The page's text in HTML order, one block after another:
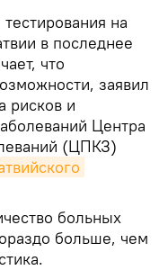
на
в последнее
что
заявил
рисков и
Центра
(ЦПКЗ)
больных
больше, чем